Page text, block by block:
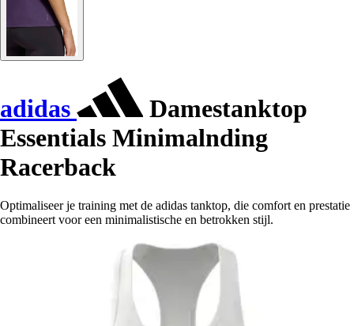
adidas
Damestanktop
Essentials Minimalnding
Racerback
Optimaliseer je training met de adidas tanktop, die comfort en prestatie
combineert voor een minimalistische en betrokken stijl.